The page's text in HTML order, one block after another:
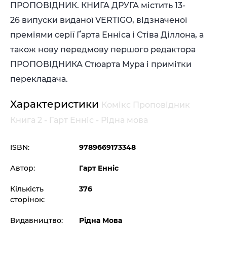
ПРОПОВІДНИК. КНИГА ДРУГА містить 13-
26 випуски виданої VERTIGO, відзначеної
преміями серії Ґарта Енніса і Стіва Діллона, а
також нову передмову першого редактора
ПРОПОВІДНИКА Стюарта Мура і примітки
перекладача.
Характеристики Комікс Проповідник
Книга 2 - Гарт Енніс - Рідна мова
ISBN: 9789669173348
Автор: Гарт Енніс
Кількість
сторінок:
376
Видавництво: Рідна Мова